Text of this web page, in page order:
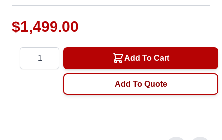
$1,499.00
Add To Cart
Add To Quote